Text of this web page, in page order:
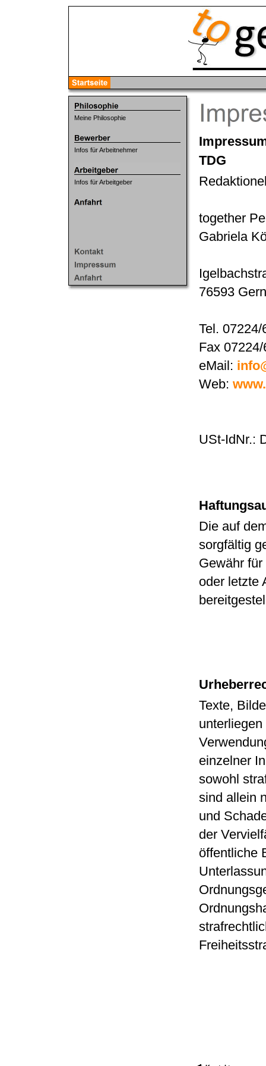
Meine Philosophie
Infos für Arbeitnehmer
Infos für Arbeitgeber
TDG
together
Gabriela
76593
Tel.
Fax
eMail:
Web:
USt-IdNr.:
Die auf
sorgfältig
Gewähr
oder letzte
Texte,
einzelner
sowohl
sind allein
und
der
öffentliche